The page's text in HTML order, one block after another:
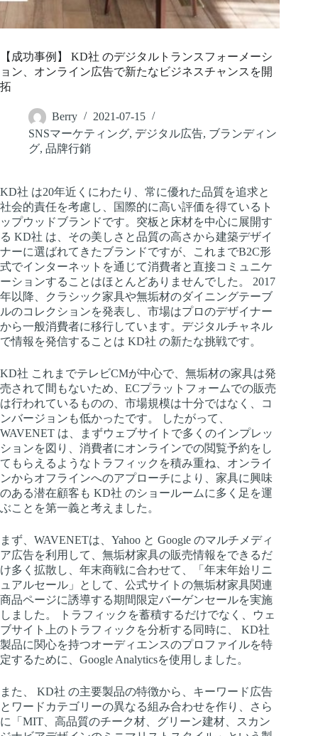
【成功事例】 KD社 のデジタルトランスフォーメーシ
ョン、オンライン広告で新たなビジネスチャンスを開
拓
Berry
2021-07-15
SNSマーケティング, デジタル広告, ブランディン
グ, 品牌行銷
KD社 は20年近くにわたり、常に優れた品質を追求と
社会的責任を考慮し、国際的に高い評価を得ているト
ップウッドブランドです。突板と床材を中心に展開す
る KD社 は、その美しさと品質の高さから建築デザイ
ナーに選ばれてきたブランドですが、これまでB2C形
式でインターネットを通じて消費者と直接コミュニケ
ーションすることはほとんどありませんでした。 2017
年以降、クラシック家具や無垢材のダイニングテーブ
ルのコレクションを発表し、市場はプロのデザイナー
から一般消費者に移行しています。デジタルチャネル
で情報を発信することは KD社 の新たな挑戦です。
KD社 これまでテレビCMが中心で、無垢材の家具は発
売されて間もないため、ECプラットフォームでの販売
は行われているものの、市場規模は十分ではなく、コ
ンバージョンも低かったです。 したがって、
WAVENET は、まずウェブサイトで多くのインプレッ
ションを図り、消費者にオンラインでの閲覧予約をし
てもらえるようなトラフィックを積み重ね、オンライ
ンからオフラインへのアプローチにより、家具に興味
のある潜在顧客も KD社 のショールームに多く足を運
ぶことを第一義と考えました。
まず、WAVENETは、Yahoo と Google のマルチメディ
ア広告を利用して、無垢材家具の販売情報をできるだ
け多く拡散し、年末商戦に合わせて、「年末年始リニ
ュアルセール」として、公式サイトの無垢材家具関連
商品ページに誘導する期間限定バーゲンセールを実施
しました。 トラフィックを蓄積するだけでなく、ウェ
ブサイト上のトラフィックを分析する同時に、 KD社
製品に関心を持つオーディエンスのプロファイルを特
定するために、Google Analyticsを使用しました。
また、 KD社 の主要製品の特徴から、キーワード広告
とワードカテゴリーの異なる組み合わせを作り、さら
に「MIT、高品質のチーク材、グリーン建材、スカン